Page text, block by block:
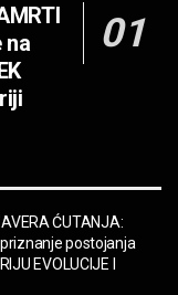
and
TOP
na
ĆUTANJA:
postojanja
EVOLUCIJE I